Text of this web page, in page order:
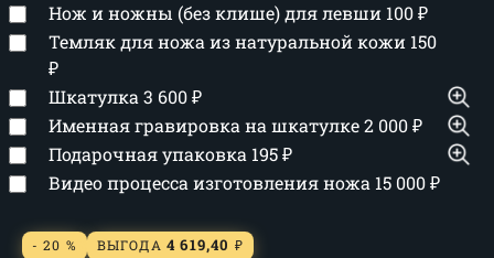
Нож и ножны (без клише) для левши 100₽
Темляк для ножа из натуральной кожи 150
₽
Шкатулка 3 600₽
Именная гравировка на шкатулке2 000₽
Подарочная упаковка 195₽
Видео процесса изготовления ножа 15 000₽
- 20 % ВЫГОДА 4 619,40 ₽